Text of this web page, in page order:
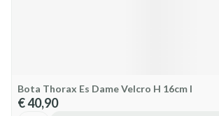
Bota Thorax Es Dame Velcro H 16cm l
€ 40,90